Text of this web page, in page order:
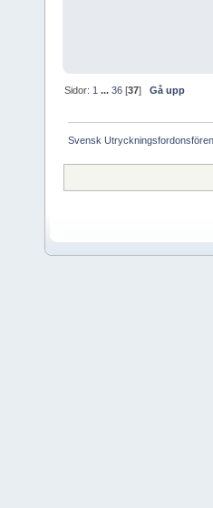
Sidor: 1 ...36 [37]Gå upp
Svensk